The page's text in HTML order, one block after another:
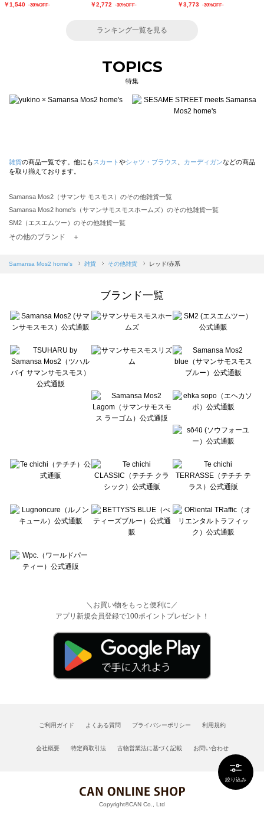
絞り込み
￥1,540 -30%OFF- ￥2,772 -30%OFF- ￥3,773 -30%OFF-
ランキング一覧を見る
TOPICS
特集
雑貨の商品一覧です。他にも スカート やシャツ・ブラウス カーディガンなどの商品
を取り揃えております。
Samansa Mos2（サマンサ モスモス）のその他雑貨一覧
Samansa Mos2 home's（サマンサモスモスホームズ）のその他雑貨一覧
SM2（エスエムツー）のその他雑貨一覧
TSUHARU by Samansa Mos2（ツハルバイサマンサモスモス）のその他雑貨一覧
Samansa Mos2 blue（サマンサモスモス ブルー）のその他雑貨一覧
sō4ū（ソウフォーユー）のその他雑貨一覧
Te chichi（テチチ）のその他雑貨一覧
Te chichi CLASSIC（テチチ クラシック）のその他雑貨一覧
Lugnoncure（ルノンキュール）のその他雑貨一覧
BETTY'S BLUE（べティーズブルー）のその他雑貨一覧
Wpc.（ワールドパーティー）のその他雑貨一覧
その他のブランド ＋
Samansa Mos2 home's 雑貨 その他雑貨 レッド/赤系
ブランド一覧
＼お買い物をもっと便利に／
アプリ新規会員登録で100ポイントプレゼント！
ご利用ガイド よくある質問 プライバシーポリシー 利用規約
会社概要 特定商取引法 古物営業法に基づく記載 お問い合わせ
Copyright©CAN Co., Ltd